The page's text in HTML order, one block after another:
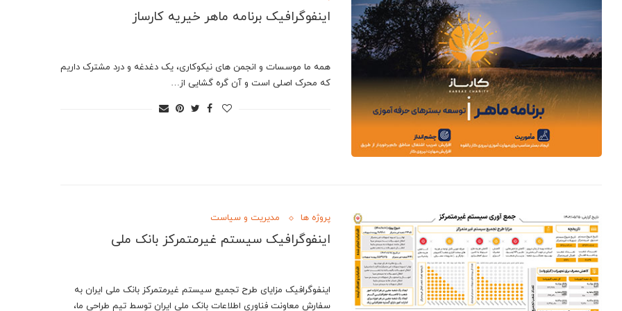
اینفوگرافیک برنامه ماهر خیریه کارساز
همه ما موسسات و انجمن های نیکوکاری، یک دغدغه و درد مشترک داریم
که محرک اصلی است و آن گره گشایی از…
پروژه ها مدیریت و سیاست
اینفوگرافیک سیستم غیرمتمرکز بانک ملی
اینفوگرافیک مزایای طرح تجمیع سیستم غیرمتمرکز بانک ملی ایران به
سفارش معاونت فناوری اطلاعات بانک ملی ایران توسط تیم طراحی ما،